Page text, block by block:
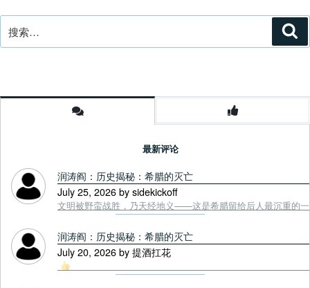
索：
最新评论
润涛阎：历史揭秘：希腊的灭亡
July 25, 2026 by sidekickoff
文明被野蛮战胜，乃天经地义——这是希腊留给后人最沉重的
润涛阎：历史揭秘：希腊的灭亡
July 20, 2026 by 提酒扛花